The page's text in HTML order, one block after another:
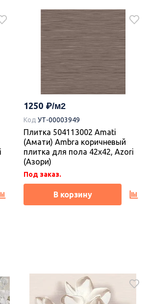
1250
Код УТ-00003949
Плитка 504113002 Amati
(Амати) Ambra коричневый
плитка для пола 42х42, Azori
(Азори)
Под заказ.
В корзину